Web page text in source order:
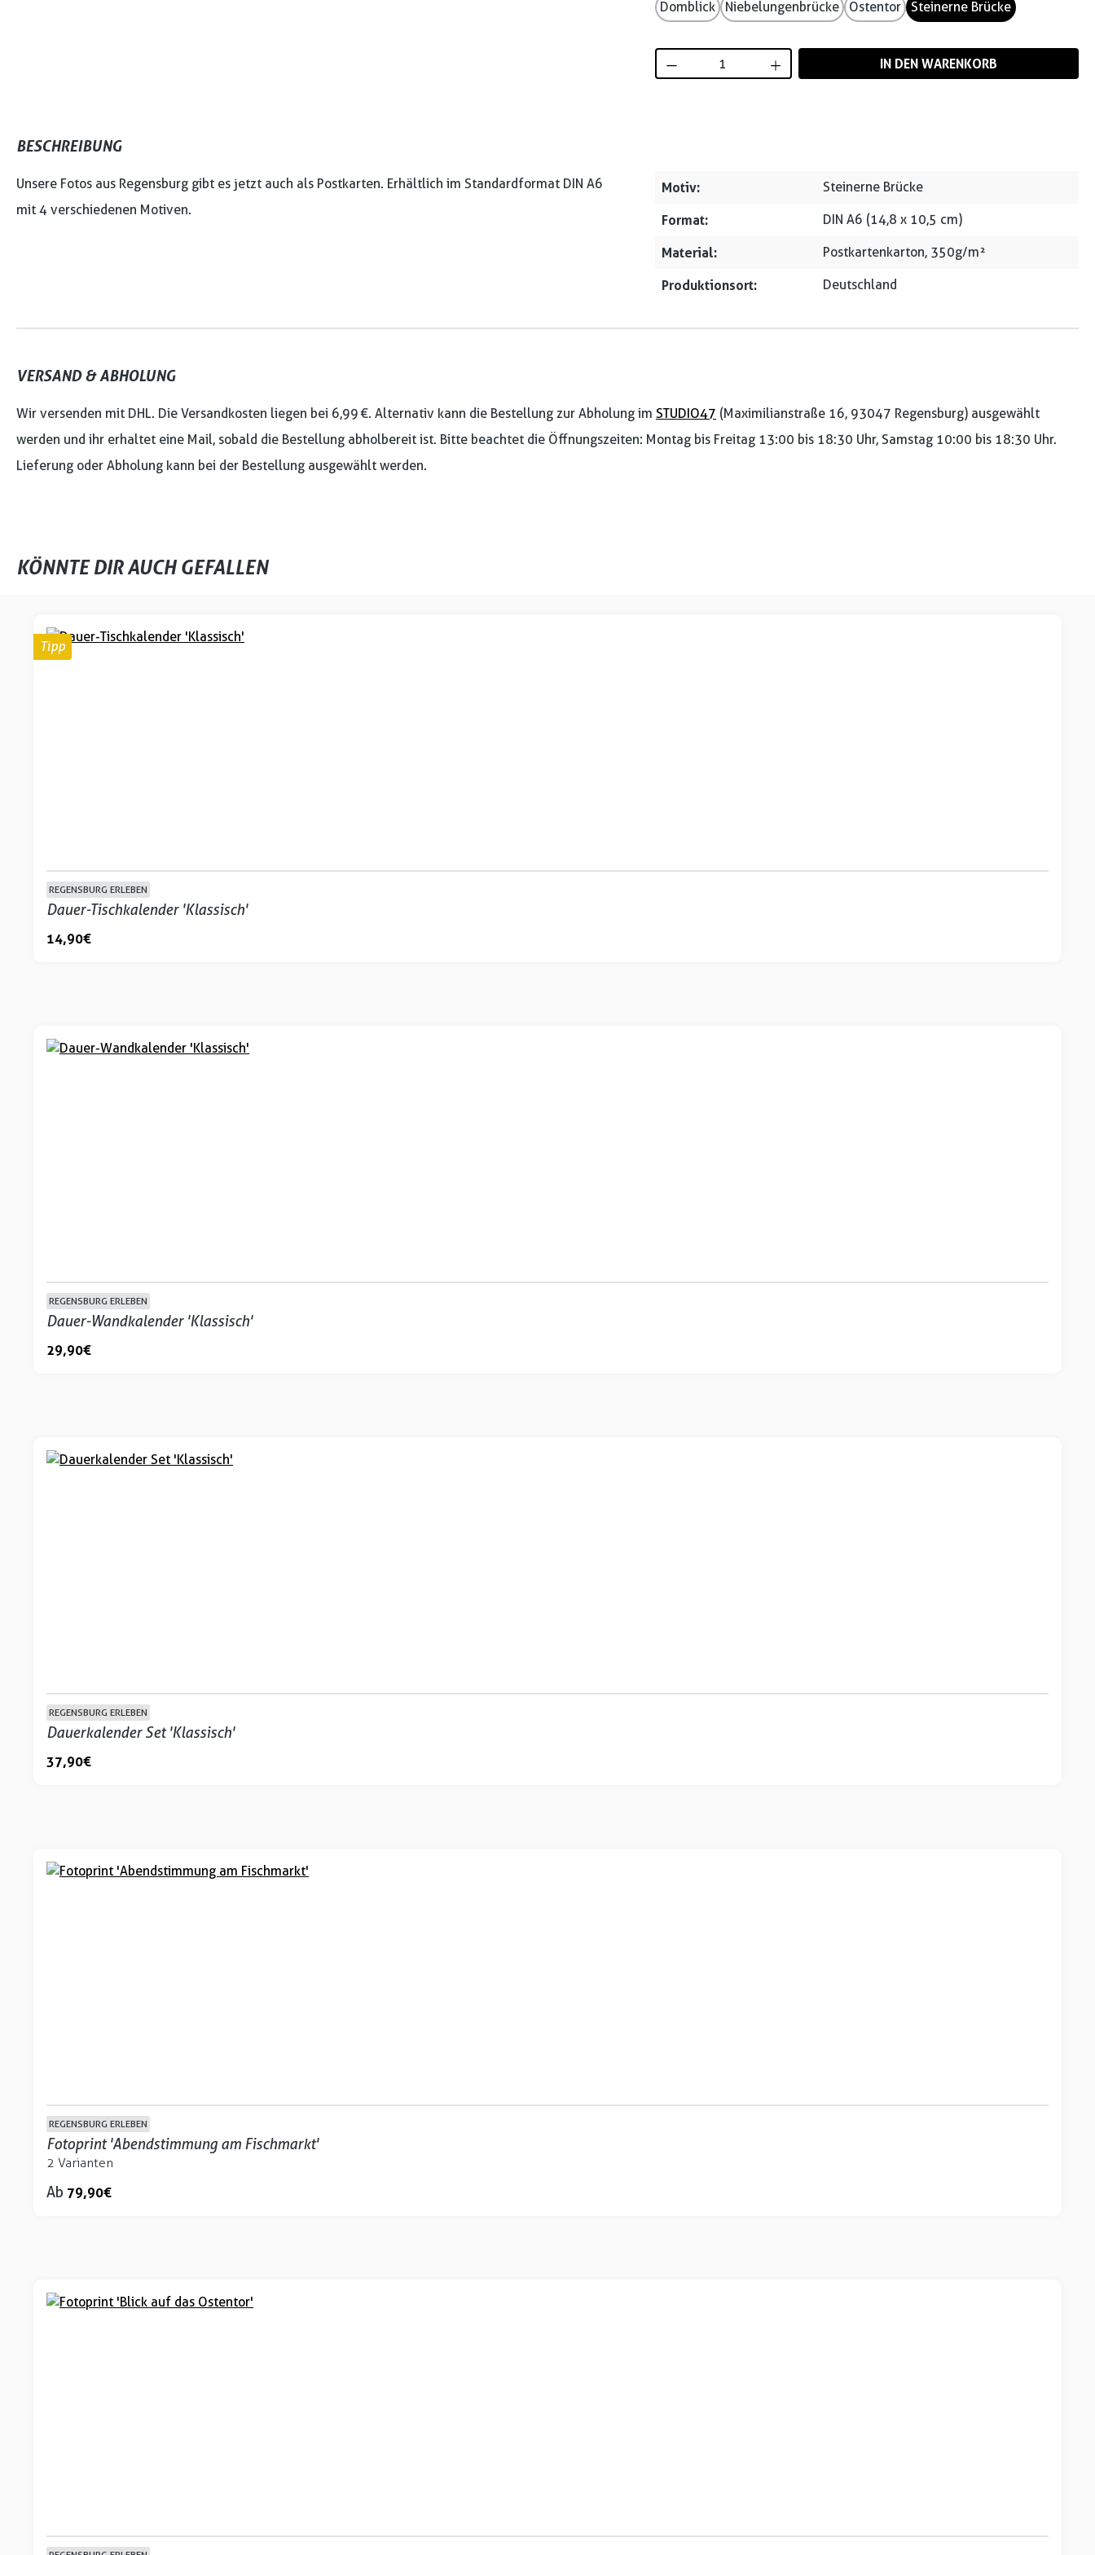
Domblick
Niebelungenbrücke Ostentor Steinerne Brücke
Produkt Anzahl: Gib den gewünschten Wert ein
IN DEN WARENKORB
BESCHREIBUNG
Unsere Fotos aus Regensburg gibt es jetzt auch als Postkarten. Erhältlich im Standardformat DIN A6
mit 4 verschiedenen Motiven.
Motiv: Steinerne Brücke
Format: DIN A6 (14,8 x 10,5 cm)
Material: Postkartenkarton, 350g/m²
Produktionsort: Deutschland
VERSAND & ABHOLUNG
Wir versenden mit DHL. Die Versandkosten liegen bei 6,99 €. Alternativ kann die Bestellung zur Abholung im STUDIO47 (Maximilianstraße 16, 93047 Regensburg) ausgewählt
werden und ihr erhaltet eine Mail, sobald die Bestellung abholbereit ist. Bitte beachtet die Öffnungszeiten: Montag bis Freitag 13:00 bis 18:30 Uhr, Samstag 10:00 bis 18:30 Uhr.
Lieferung oder Abholung kann bei der Bestellung ausgewählt werden.
KÖNNTE DIR AUCH GEFALLEN
Tipp
REGENSBURG ERLEBEN
Dauer-Tischkalender 'Klassisch'
14,90 €
REGENSBURG ERLEBEN
Dauer-Wandkalender 'Klassisch'
29,90 €
REGENSBURG ERLEBEN
Dauerkalender Set 'Klassisch'
37,90 €
REGENSBURG ERLEBEN
Fotoprint 'Abendstimmung am Fischmarkt'
2 Varianten
Ab 79,90 €